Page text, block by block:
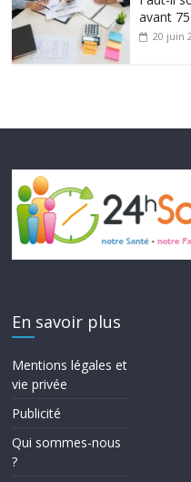
avant
20 juin
En savoir plus
Mentions légales et
vie privée
Publicité
Qui sommes-nous
?